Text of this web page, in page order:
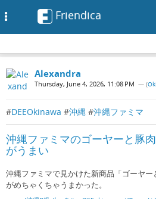
Friendica
Alexandra
Thursday, June 4, 2026, 11:08 PM — (
#DEEOkinawa #沖縄 #沖縄ファミマ
沖縄ファミマのゴーヤーと豚
がうまい
沖縄ファミマで見かけた新商品「ゴーヤ
がめちゃくちゃうまかった。